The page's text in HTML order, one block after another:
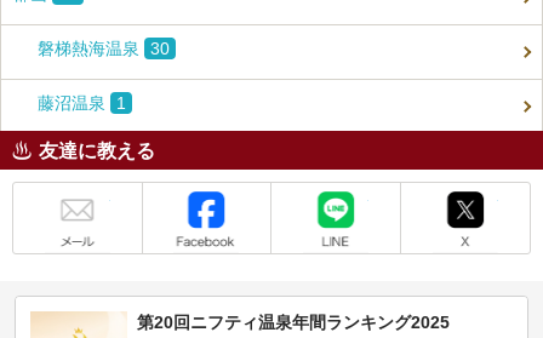
磐梯熱海温泉 30
藤沼温泉 1
友達に教える
第20回ニフティ温泉年間ランキング2025